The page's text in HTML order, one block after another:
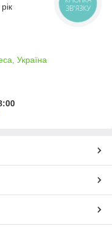
Україна
КНОПКА
ЗВ'ЯЗКУ